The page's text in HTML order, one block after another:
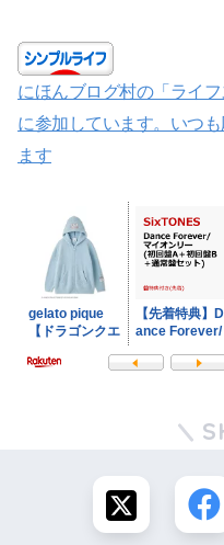
にほんブログ村の「ライ
に参加しています。いつ
ます